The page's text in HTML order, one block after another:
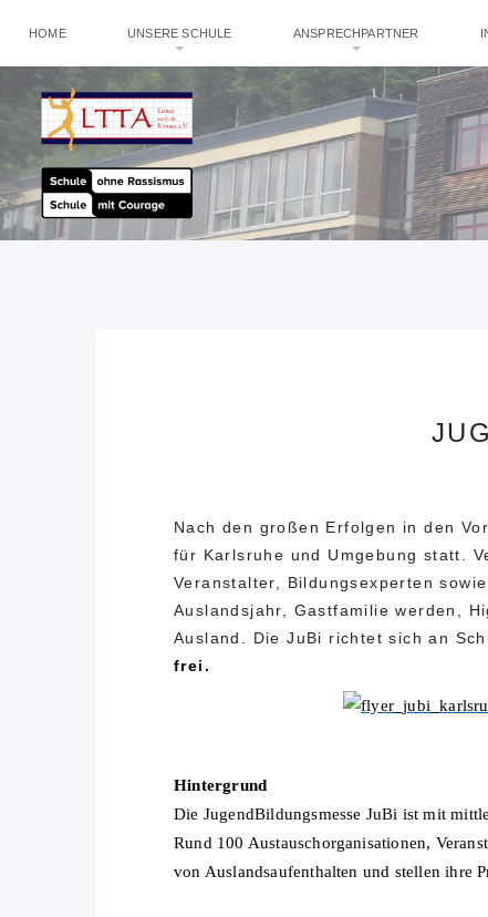
HOME UNSERE SCHULE ANSPRECHPARTNER
Nach den großen Erfolgen in den
für Karlsruhe und Umgebung statt.
Veranstalter, Bildungsexperten
Auslandsjahr, Gastfamilie werden,
Ausland. Die JuBi richtet sich an
frei.
Hintergrund
Die JugendBildungsmesse JuBi ist mit
Rund 100 Austauschorganisationen,
von Auslandsaufenthalten und stellen ihre